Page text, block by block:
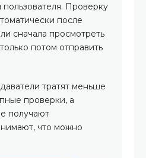
Проверку
после
сначала просмотреть
потом отправить
тратят меньше
проверки, а
получают
что можно